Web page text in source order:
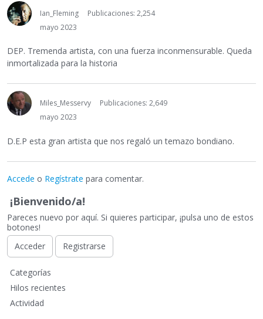
Ian_Fleming
Publicaciones: 2,254
mayo 2023
DEP. Tremenda artista, con una fuerza inconmensurable. Queda
inmortalizada para la historia
Miles_Messervy
Publicaciones: 2,649
mayo 2023
D.E.P esta gran artista que nos regaló un temazo bondiano.
Accede o Regístrate para comentar.
¡Bienvenido/a!
Pareces nuevo por aquí. Si quieres participar, ¡pulsa uno de estos
botones!
Acceder
Registrarse
E
n
a
Categorías
Hilos recientes
Actividad